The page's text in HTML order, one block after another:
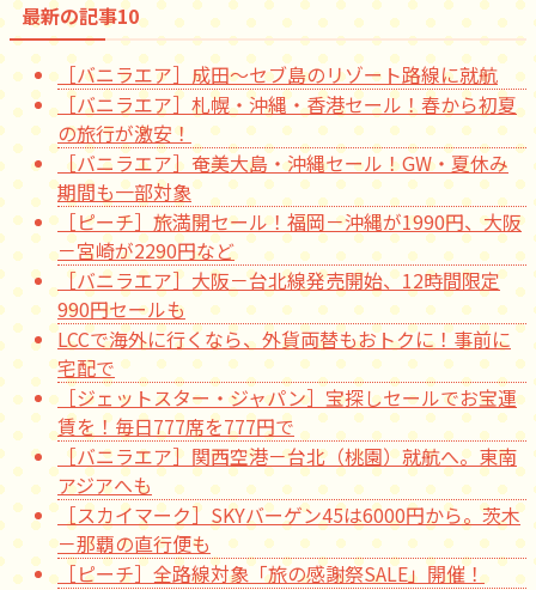
最新の記事10
［バニラエア］成田～セブ島のリゾート路線に就航
［バニラエア］札幌・沖縄・香港セール！春から初夏
の旅行が激安！
［バニラエア］奄美大島・沖縄セール！GW・夏休み
期間も一部対象
［ピーチ］旅満開セール！福岡－沖縄が1990円、大阪
－宮崎が2290円など
［バニラエア］大阪－台北線発売開始、12時間限定
990円セールも
LCCで海外に行くなら、外貨両替もおトクに！事前に
宅配で
［ジェットスター・ジャパン］宝探しセールでお宝運
賃を！毎日777席を777円で
［バニラエア］関西空港－台北（桃園）就航へ。東南
アジアへも
［スカイマーク］SKYバーゲン45は6000円から。茨木
－那覇の直行便も
［ピーチ］全路線対象「旅の感謝祭SALE」開催！